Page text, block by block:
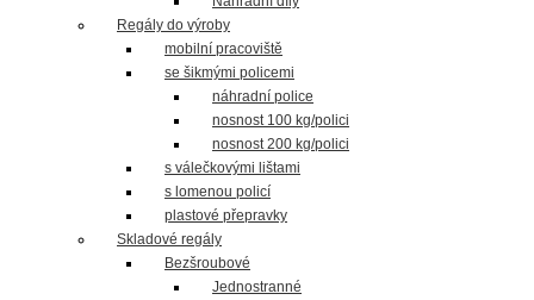
Regály do výroby
mobilní pracoviště
se šikmými policemi
náhradní police
nosnost 100 kg/polici
nosnost 200 kg/polici
s válečkovými lištami
s lomenou policí
plastové přepravky
Skladové regály
Bezšroubové
Jednostranné